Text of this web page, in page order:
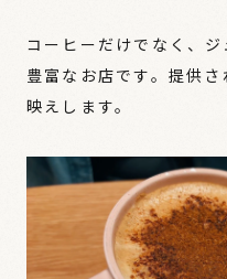
コーヒーだけでなく、
豊富なお店です。提供
映えします。